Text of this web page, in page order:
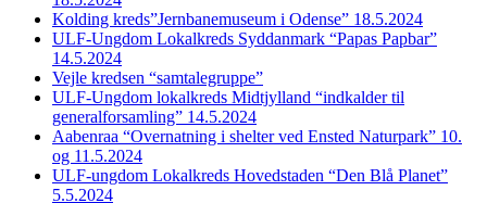
Kolding kreds”Jernbanemuseum i Odense” 18.5.2024
ULF-Ungdom Lokalkreds Syddanmark “Papas Papbar”
14.5.2024
Vejle kredsen “samtalegruppe”
ULF-Ungdom lokalkreds Midtjylland “indkalder til
generalforsamling” 14.5.2024
Aabenraa “Overnatning i shelter ved Ensted Naturpark” 10.
og 11.5.2024
ULF-ungdom Lokalkreds Hovedstaden “Den Blå Planet”
5.5.2024